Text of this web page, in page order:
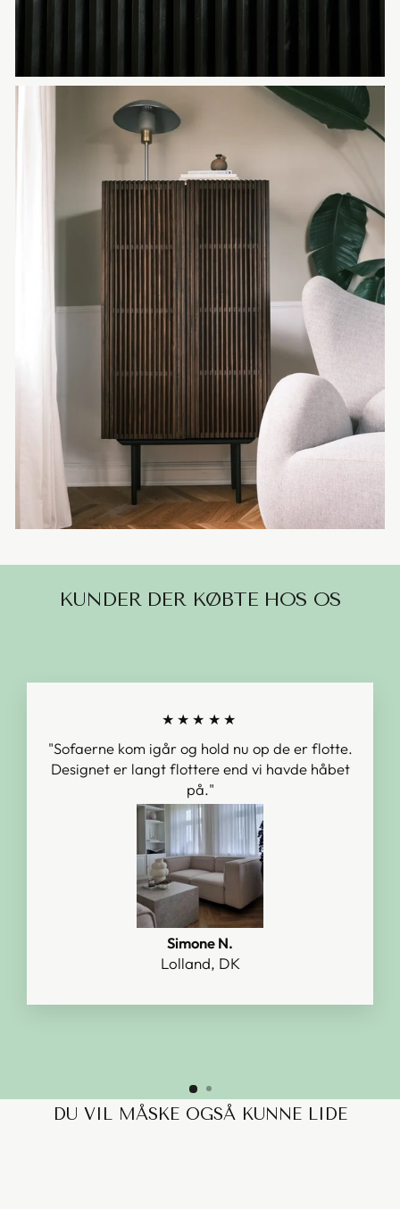
KUNDER DER KØBTE HOS OS
★★★★★
"Sofaerne kom igår og hold nu op de er flotte.
Designet er langt flottere end vi havde håbet
på."
Simone N.
Lolland, DK
DU VIL MÅSKE OGSÅ KUNNE LIDE